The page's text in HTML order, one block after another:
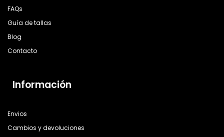
FAQs
Guía de tallas
Blog
Contacto
Información
Envios
Cambios y devoluciones